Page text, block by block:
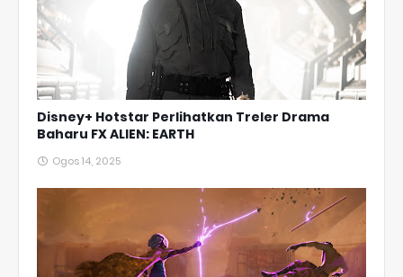
Disney+ Hotstar Perlihatkan Treler Drama
Baharu FX ALIEN: EARTH
Ogos 14, 2025